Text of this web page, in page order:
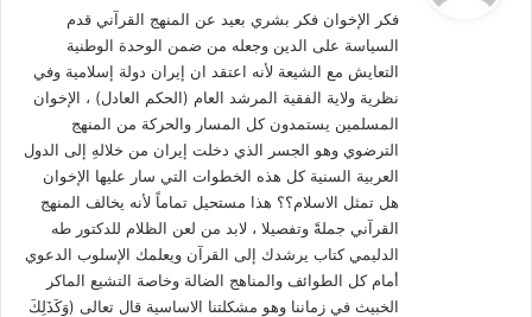
جميع أو أغلب أصناف الدعاة الموجودين في الساحة على اختلاف
انتماءاتهم ومشاربهم وتوجهاتهم، وأقام معهم علاقات، واشترك في
مهام ومساعٍ ونشاطات. كل ذلك بروح الفاحص الناقد، وعقلية
الطبيب الذي يبغي تشخيص العلة أولاً قبل توصيف العلاج. ورغم أن
المؤلف (أ. الراشد) ينطلق من مؤسسة لها جذورها الضاربة في
المجتمعات العربية وغيرها منذ سنة 1928. بينما لا نملك نحن مثل
هذه المؤسسة أقول: كعامل في الميدان منذ ذلك العهد، ومع
الحيثيات المذكورة لم أجد في كتاب (الراشد) من الجديد الكثير على
مستوى النقد المنهجي والرؤية الموضوعية الشاملة للخلل: تشخيصاً
ل
فكر الإخوان فكر بشري بعيد عن المنهج القرآني قدم
السياسة على الدين وجعله من ضمن الوحدة الوطنية
التعايش مع الشيعة لأنه اعتقد ان إيران دولة إسلامية وفي
نظرية ولاية الفقية المرشد العام (الحكم العادل) ، الإخوان
المسلمين يستمدون كل المسار والحركة من المنهج
الترضوي وهو الجسر الذي دخلت إيران من خلالهِ إلى الدول
العربية السنية كل هذه الخطوات التي سار عليها الإخوان
هل تمثل الاسلام؟؟ هذا مستحيل تماماً لأنه يخالف المنهج
القرآني جملةً وتفصيلا ، لابد من لعن الظلام للدكتور طه
الدليمي كتاب يرشدك إلى القرآن ويعلمك الإسلوب الدعوي
أمام كل الطوائف والمناهج الضالة وخاصة التشيع الماكر
الخبيث في زماننا وهو مشكلتنا الاساسية قال تعالى (وَكَذَلِكَ